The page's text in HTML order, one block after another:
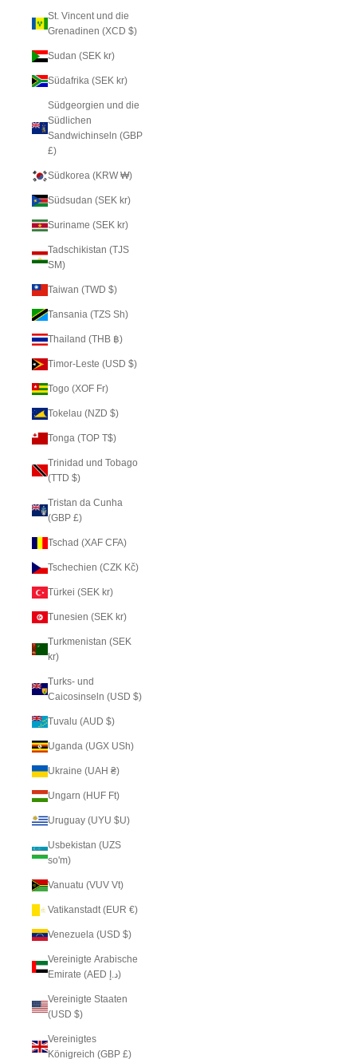
St. Vincent und die
Grenadinen (XCD $)
Sudan (SEK kr)
Südafrika (SEK kr)
Südgeorgien und die
Südlichen
Sandwichinseln (GBP
£)
Südkorea (KRW ₩)
Südsudan (SEK kr)
Suriname (SEK kr)
Tadschikistan (TJS
ЅМ)
Taiwan (TWD $)
Tansania (TZS Sh)
Thailand (THB ฿)
Timor-Leste (USD $)
Togo (XOF Fr)
Tokelau (NZD $)
Tonga (TOP T$)
Trinidad und Tobago
(TTD $)
Tristan da Cunha
(GBP £)
Tschad (XAF CFA)
Tschechien (CZK Kč)
Türkei (SEK kr)
Tunesien (SEK kr)
Turkmenistan (SEK
kr)
Turks- und
Caicosinseln (USD $)
Tuvalu (AUD $)
Uganda (UGX USh)
Ukraine (UAH ₴)
Ungarn (HUF Ft)
Uruguay (UYU $U)
Usbekistan (UZS
so'm)
Vanuatu (VUV Vt)
Vatikanstadt (EUR €)
Venezuela (USD $)
Vereinigte Arabische
Emirate (AED د.إ)
Vereinigte Staaten
(USD $)
Vereinigtes
Königreich (GBP £)